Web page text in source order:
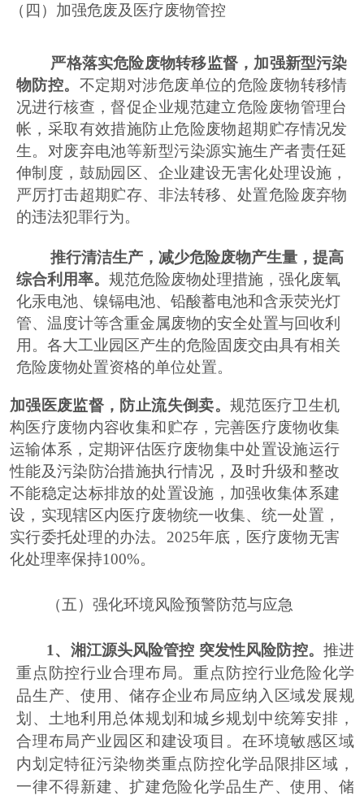
（四）加强危废及医疗废物管控
严格落实危险废物转移监督，加强新型污染
物防控。 不定期对涉危废单位的危险废物转移情
况进行核查，督促企业规范建立危险废物管理台
帐，采取有效措施防止危险废物超期贮存情况发
生。对废弃电池等新型污染源实施生产者责任延
伸制度，鼓励园区、企业建设无害化处理设施，
严厉打击超期贮存、非法转移、处置危险废弃物
的违法犯罪行为。
推行清洁生产，减少危险废物产生量，提高
综合利用率。 规范危险废物处理措施，强化废氧
化汞电池、镍镉电池、铅酸蓄电池和含汞荧光灯
管、温度计等含重金属废物的安全处置与回收利
用。各大工业园区产生的危险固废交由具有相关
危险废物处置资格的单位处置。
加强医废监督，防止流失倒卖。 规范医疗卫生机
构医疗废物内容收集和贮存，完善医疗废物收集
运输体系，定期评估医疗废物集中处置设施运行
性能及污染防治措施执行情况，及时升级和整改
不能稳定达标排放的处置设施，加强收集体系建
设，实现辖区内医疗废物统一收集、统一处置，
实行委托处理的办法。 2025年底，医疗废物无害
化处理率保持100%。
（五）强化环境风险预警防范与应急
1 、湘江源头风险管控 突发性风险防控。 推进
重点防控行业合理布局。重点防控行业危险化学
品生产、使用、储存企业布局应纳入区域发展规
划、土地利用总体规划和城乡规划中统筹安排，
合理布局产业园区和建设项目。在环境敏感区域
内划定特征污染物类重点防控化学品限排区域，
一律不得新建、扩建危险化学品生产、使用、储